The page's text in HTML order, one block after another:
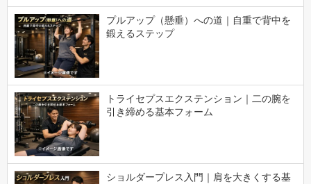
プルアップ（懸垂）への道｜自重で背中を
鍛えるステップ
トライセプスエクステンション｜二の腕を
引き締める基本フォーム
ショルダープレス入門｜肩を大きくする基